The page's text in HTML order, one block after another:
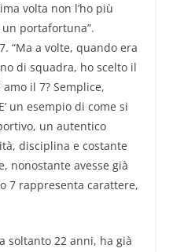
volta non l’ho più
portafortuna”.
“Ma a volte, quando era
di squadra, ho scelto il
il 7? Semplice,
un esempio di come si
un autentico
disciplina e costante
nonostante avesse già
7 rappresenta carattere,
soltanto 22 anni, ha già